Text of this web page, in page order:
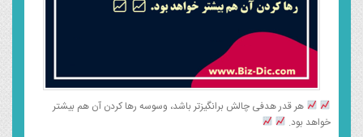
هر قدر هدفی چالش‌ برانگیزتر باشد، وسوسه رها کردن آن هم بیشتر
خواهد بود.